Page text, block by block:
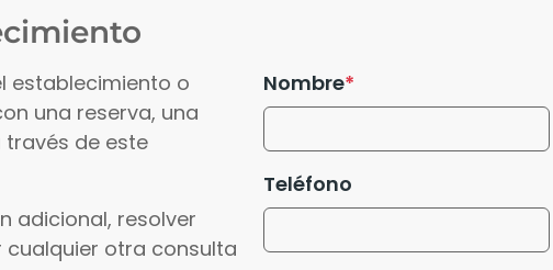
establecimiento o
una reserva, una
través de este
adicional, resolver
otra consulta
Nombre
Teléfono